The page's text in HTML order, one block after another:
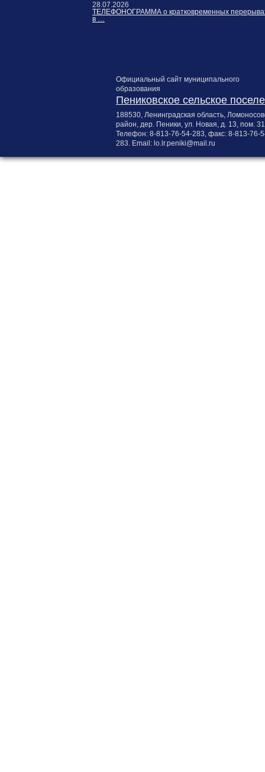
28.07.2026
ТЕЛЕФОНОГРАММА о кратковременных
в …
Официальный сайт муниципального
образования
Пениковское сельское
188530, Ленинградская область,
район, дер. Пеники, ул. Новая, д. 13, пом. 31
Телефон: 8-813-76-54-283, факс: 8-813-76-
283. Email: lo.lr.peniki@mail.ru